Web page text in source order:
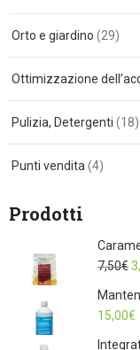
Orto e giardino (29)
Ottimizzazione
Pulizia, Detergenti (18)
Punti vendita (4)
Prodotti
7,50€Il
15,00€